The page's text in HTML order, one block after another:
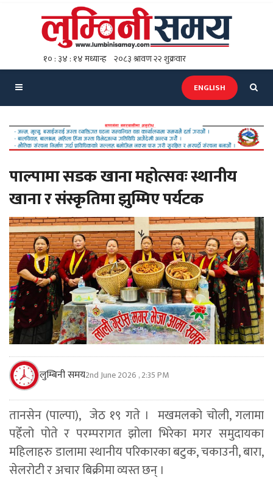
ENGLISH
पाल्पामा सडक खाना महोत्सवः स्थानीय
खाना र संस्कृतिमा झुम्मिए पर्यटक
लुम्बिनी समय2nd June 2026 , 2:35 PM
तानसेन (पाल्पा), जेठ १९ गते । मखमलको चोली, गलामा
पहेँलो पोते र परम्परागत झोला भिरेका मगर समुदायका
महिलाहरु डालामा स्थानीय परिकारका बटुक, चकाउनी, बारा,
सेलरोटी र अचार बिक्रीमा व्यस्त छन् ।